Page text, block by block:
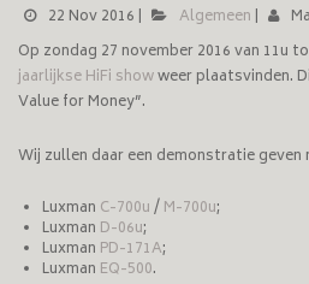
22 Nov 2016 | Algemeen |
Op zondag 27 november 2016 van 11u
jaarlijkse HiFi showweer plaatsvinden.
Value for Money”.
Wij zullen daar een demonstratie geven
Luxman C-700u/M-700u;
Luxman D-06u;
Luxman PD-171A;
Luxman EQ-500.